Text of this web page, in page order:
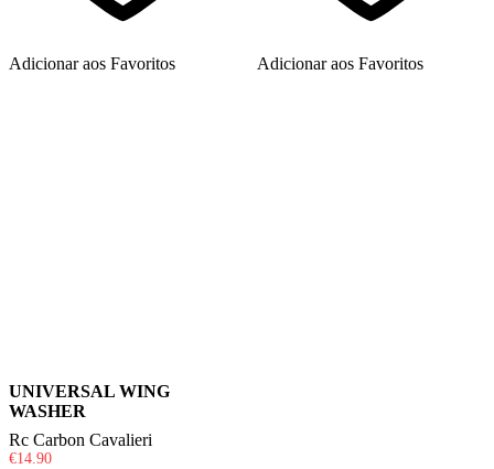
Adicionar aos Favoritos Adicionar aos Favoritos
UNIVERSAL WING
WASHER
Rc Carbon Cavalieri
€14.90